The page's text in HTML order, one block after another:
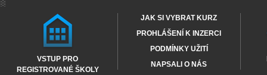
VSTUP PRO
REGISTROVANÉ ŠKOLY
JAK SI VYBRAT KURZ
PROHLÁŠENÍ K INZERCI
PODMÍNKY UŽITÍ
NAPSALI O NÁS